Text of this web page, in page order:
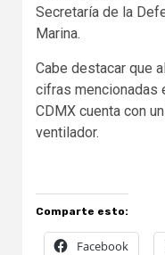
Secretaría de la
Marina.
Cabe destacar que
cifras mencionadas
CDMX cuenta con
ventilador.
Comparte esto:
Facebook